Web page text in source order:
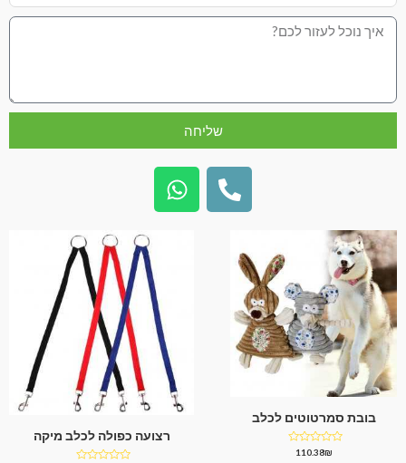
שליחה
בובת סמרטוטים לכלב
דורג110.38₪
רצועה כפולה לכלב מיקה